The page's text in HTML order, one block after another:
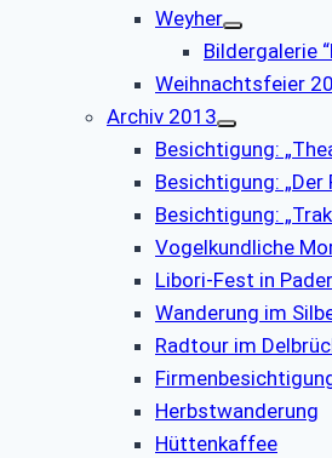
Weyher
Bildergalerie
Weihnachtsfeier
Archiv 2013
Besichtigung:
Besichtigung: „Der
Besichtigung:
Vogelkundliche
Libori-Fest in
Wanderung im
Radtour im
Herbstwanderung
Hüttenkaffee